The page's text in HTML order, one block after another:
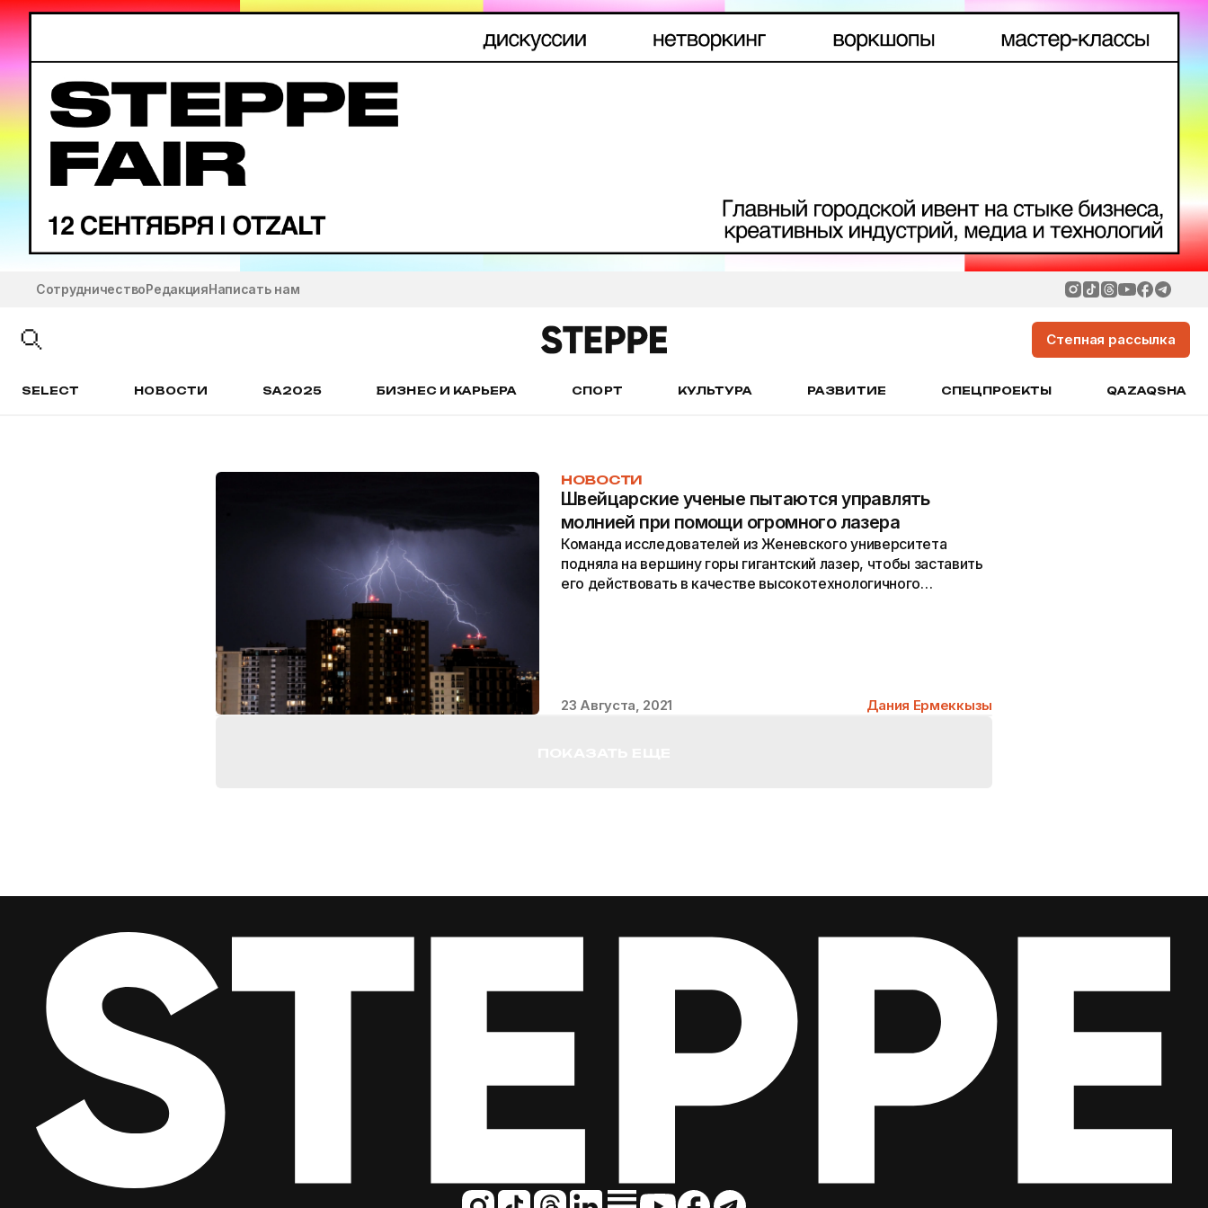
СотрудничествоРедакцияНаписать нам
Степная рассылка
SELECT НОВОСТИ SA2025 БИЗНЕС И КАРЬЕРА СПОРТ КУЛЬТУРА РАЗВИТИЕ СПЕЦПРОЕКТЫ QAZAQSHA
НОВОСТИ
Швейцарские ученые пытаются управлять
молнией при помощи огромного лазера
Команда исследователей из Женевского университета
подняла на вершину горы гигантский лазер, чтобы заставить
его действовать в качестве высокотехнологичного
23 Августа, 2021 Дания Ермеккызы